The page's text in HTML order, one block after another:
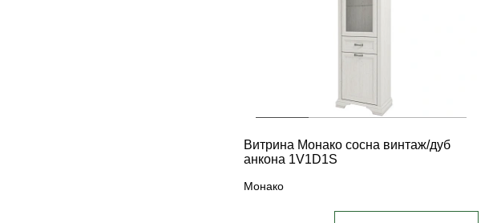
Витрина Монако сосна винтаж/дуб
анкона 1V1D1S
Монако